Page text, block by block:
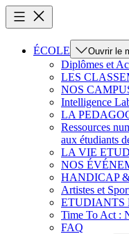
ÉCOLE Ouvrir le
Diplômes et
LES
NOS
Intelligence
LA
Ressources
aux étudiants
LA VIE
NOS
HANDICAP
Artistes et
ETUDIANTS
Time To Act :
FAQ